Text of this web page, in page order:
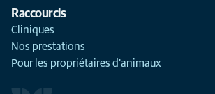
Raccourcis
Cliniques
Nos prestations
Pour les propriétaires d'animaux